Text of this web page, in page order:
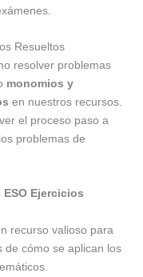
Resueltos
resolver problemas
monomios y
en nuestros recursos.
el proceso paso a
problemas de
Ejercicios
recurso valioso para
de cómo se aplican los